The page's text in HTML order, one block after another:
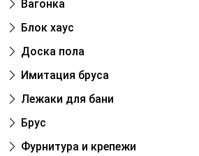
Вагонка
Блок хаус
Доска пола
Имитация бруса
Лежаки для бани
Брус
Фурнитура и крепежи